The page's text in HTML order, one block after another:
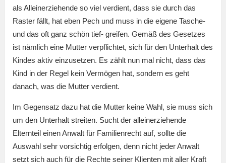
als Alleinerziehende so viel verdient, dass sie durch das
Raster fällt, hat eben Pech und muss in die eigene Tasche-
und das oft ganz schön tief- greifen. Gemäß des Gesetzes
ist nämlich eine Mutter verpflichtet, sich für den Unterhalt des
Kindes aktiv einzusetzen. Es zählt nun mal nicht, dass das
Kind in der Regel kein Vermögen hat, sondern es geht
danach, was die Mutter verdient.
Im Gegensatz dazu hat die Mutter keine Wahl, sie muss sich
um den Unterhalt streiten. Sucht der alleinerziehende
Elternteil einen Anwalt für Familienrecht auf, sollte die
Auswahl sehr vorsichtig erfolgen, denn nicht jeder Anwalt
setzt sich auch für die Rechte seiner Klienten mit aller Kraft